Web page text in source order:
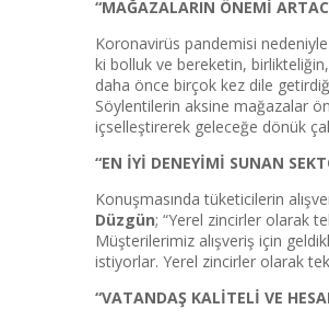
“MAĞAZALARIN ÖNEMİ
Koronavirüs pandemisi nedeniyle
ki bolluk ve bereketin,
daha önce birçok kez dile
Söylentilerin aksine mağazalar
içselleştirerek geleceğe dönük
“EN İYİ DENEYİMİ SUNAN
Konuşmasında tüketicilerin
Düzgün; “Yerel zincirler olarak
Müşterilerimiz alışveriş için
istiyorlar. Yerel zincirler olarak
“VATANDAŞ KALİTELİ VE